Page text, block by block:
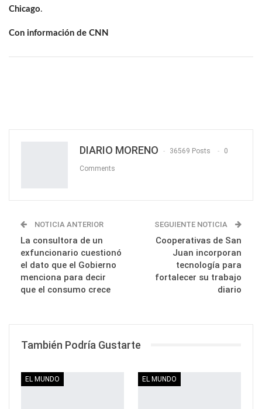
Chicago.
Con información de CNN
DIARIO MORENO 36569 Posts 0
Comments
NOTICIA ANTERIOR
La consultora de un
exfuncionario cuestionó
el dato que el Gobierno
menciona para decir
que el consumo crece
SEGUIENTE NOTICIA
Cooperativas de San
Juan incorporan
tecnología para
fortalecer su trabajo
diario
También Podría Gustarte
EL MUNDO EL MUNDO